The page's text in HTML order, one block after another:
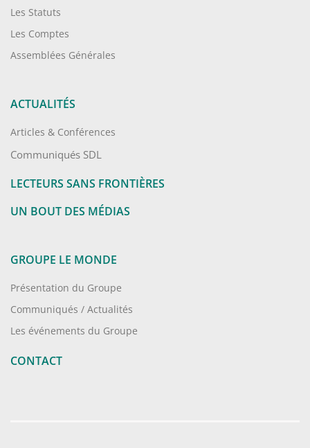
Les Statuts
Les Comptes
Assemblées Générales
ACTUALITÉS
Articles & Conférences
Communiqués SDL
LECTEURS SANS FRONTIÈRES
UN BOUT DES MÉDIAS
GROUPE LE MONDE
Présentation du Groupe
Communiqués / Actualités
Les événements du Groupe
CONTACT